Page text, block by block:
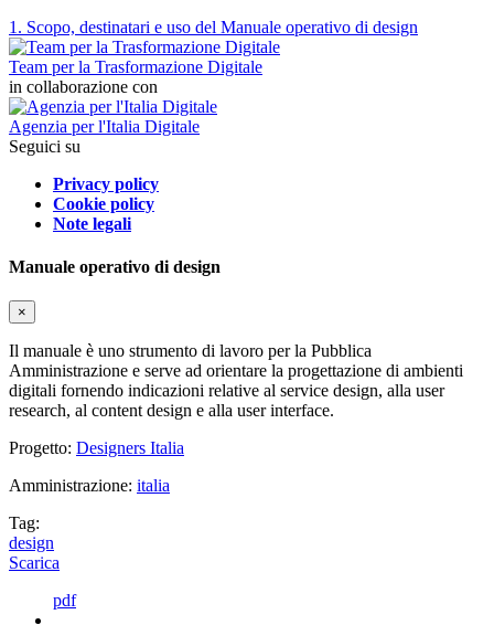
1. Scopo, destinatari e uso del Manuale operativo di design
Team per la Trasformazione Digitale
in collaborazione con
Agenzia per l'Italia Digitale
Seguici su
Privacy policy
Cookie policy
Note legali
Manuale operativo di design
×
Il manuale è uno strumento di lavoro per la Pubblica
Amministrazione e serve ad orientare la progettazione di ambienti
digitali fornendo indicazioni relative al service design, alla user
research, al content design e alla user interface.
Progetto: Designers Italia
Amministrazione: italia
Tag:
design
Scarica
pdf